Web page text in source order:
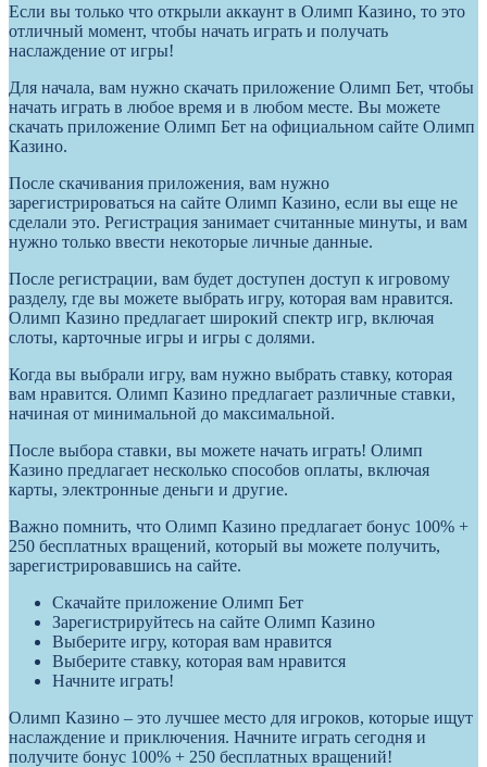
Если вы только что открыли аккаунт в Олимп Казино, то это
отличный момент, чтобы начать играть и получать
наслаждение от игры!
Для начала, вам нужно скачать приложение Олимп Бет, чтобы
начать играть в любое время и в любом месте. Вы можете
скачать приложение Олимп Бет на официальном сайте Олимп
Казино.
После скачивания приложения, вам нужно
зарегистрироваться на сайте Олимп Казино, если вы еще не
сделали это. Регистрация занимает считанные минуты, и вам
нужно только ввести некоторые личные данные.
После регистрации, вам будет доступен доступ к игровому
разделу, где вы можете выбрать игру, которая вам нравится.
Олимп Казино предлагает широкий спектр игр, включая
слоты, карточные игры и игры с долями.
Когда вы выбрали игру, вам нужно выбрать ставку, которая
вам нравится. Олимп Казино предлагает различные ставки,
начиная от минимальной до максимальной.
После выбора ставки, вы можете начать играть! Олимп
Казино предлагает несколько способов оплаты, включая
карты, электронные деньги и другие.
Важно помнить, что Олимп Казино предлагает бонус 100% +
250 бесплатных вращений, который вы можете получить,
зарегистрировавшись на сайте.
Скачайте приложение Олимп Бет
Зарегистрируйтесь на сайте Олимп Казино
Выберите игру, которая вам нравится
Выберите ставку, которая вам нравится
Начните играть!
Олимп Казино – это лучшее место для игроков, которые ищут
наслаждение и приключения. Начните играть сегодня и
получите бонус 100% + 250 бесплатных вращений!